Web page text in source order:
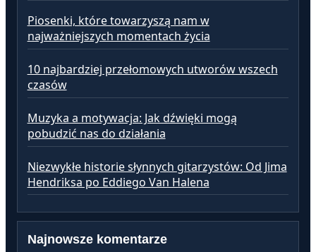
Piosenki, które towarzyszą nam w
najważniejszych momentach życia
10 najbardziej przełomowych utworów wszech
czasów
Muzyka a motywacja: Jak dźwięki mogą
pobudzić nas do działania
Niezwykłe historie słynnych gitarzystów: Od Jima
Hendriksa po Eddiego Van Halena
Najnowsze komentarze